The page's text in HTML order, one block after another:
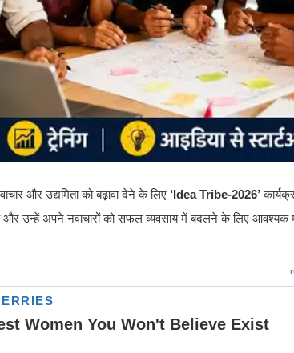
और उद्यमिता को बढ़ावा देने के लिए ‘Idea Tribe-2026’
उन्हें अपने नवाचारों को सफल व्यवसाय में बदलने के लिए आवश्यक